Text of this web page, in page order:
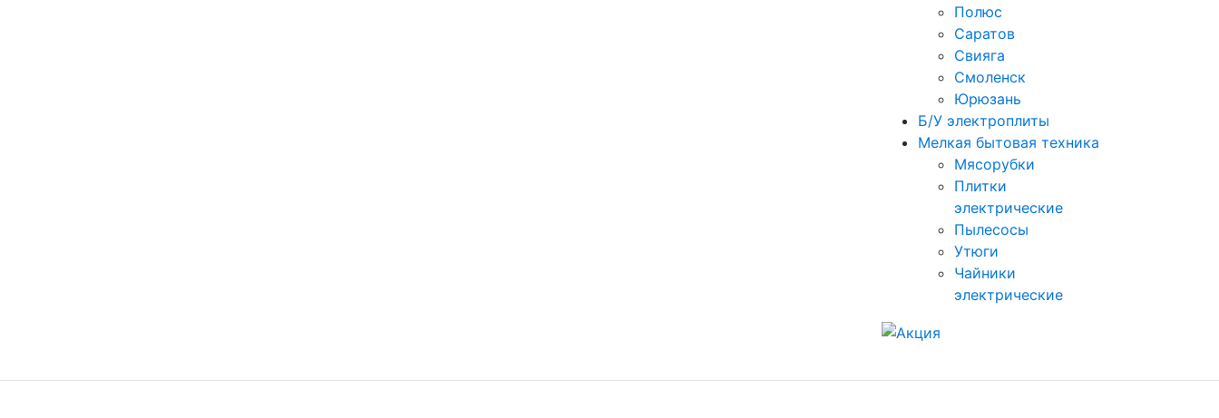
Полюс
Саратов
Свияга
Смоленск
Юрюзань
Б/У электроплиты
Мелкая бытовая техника
Мясорубки
Плитки
электрические
Пылесосы
Утюги
Чайники
электрические